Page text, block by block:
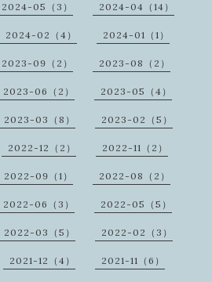
2024-05（3） 2024-04（14）
2024-02（4） 2024-01（1）
2023-09（2） 2023-08（2）
2023-06（2） 2023-05（4）
2023-03（8） 2023-02（5）
2022-12（2） 2022-11（2）
2022-09（1） 2022-08（2）
2022-06（3） 2022-05（5）
2022-03（5） 2022-02（3）
2021-12（4） 2021-11（6）